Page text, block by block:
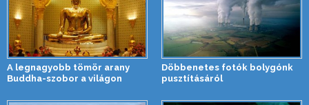
A legnagyobb tömör arany
Buddha-szobor a világon
Döbbenetes fotók bolygónk
pusztításáról